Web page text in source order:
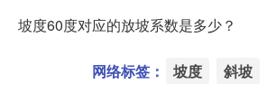
坡度60度对应的放坡系数是多少？
网络标签： 坡度 斜坡